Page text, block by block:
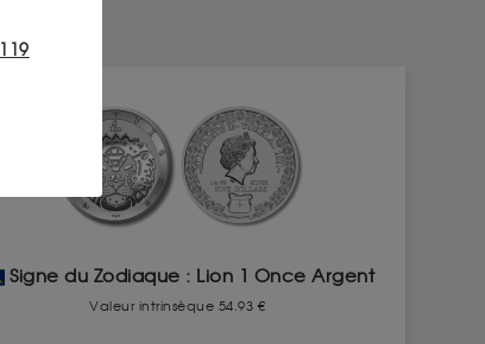
Signe du Zodiaque : Lion 1 Once Argent
Valeur intrinsèque 54.93 €